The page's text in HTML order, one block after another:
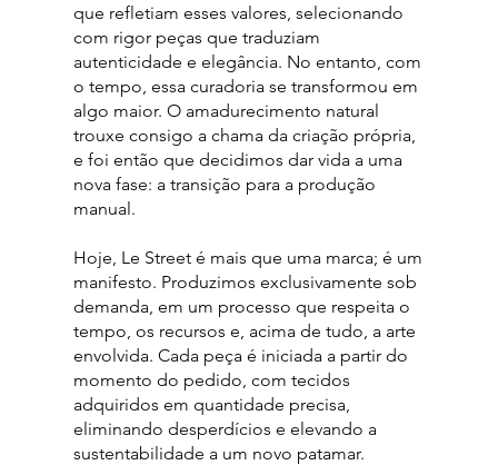
que refletiam esses valores, selecionando
com rigor peças que traduziam
autenticidade e elegância. No entanto, com
o tempo, essa curadoria se transformou em
algo maior. O amadurecimento natural
trouxe consigo a chama da criação própria,
e foi então que decidimos dar vida a uma
nova fase: a transição para a produção
manual.
Hoje, Le Street é mais que uma marca; é um
manifesto. Produzimos exclusivamente sob
demanda, em um processo que respeita o
tempo, os recursos e, acima de tudo, a arte
envolvida. Cada peça é iniciada a partir do
momento do pedido, com tecidos
adquiridos em quantidade precisa,
eliminando desperdícios e elevando a
sustentabilidade a um novo patamar.